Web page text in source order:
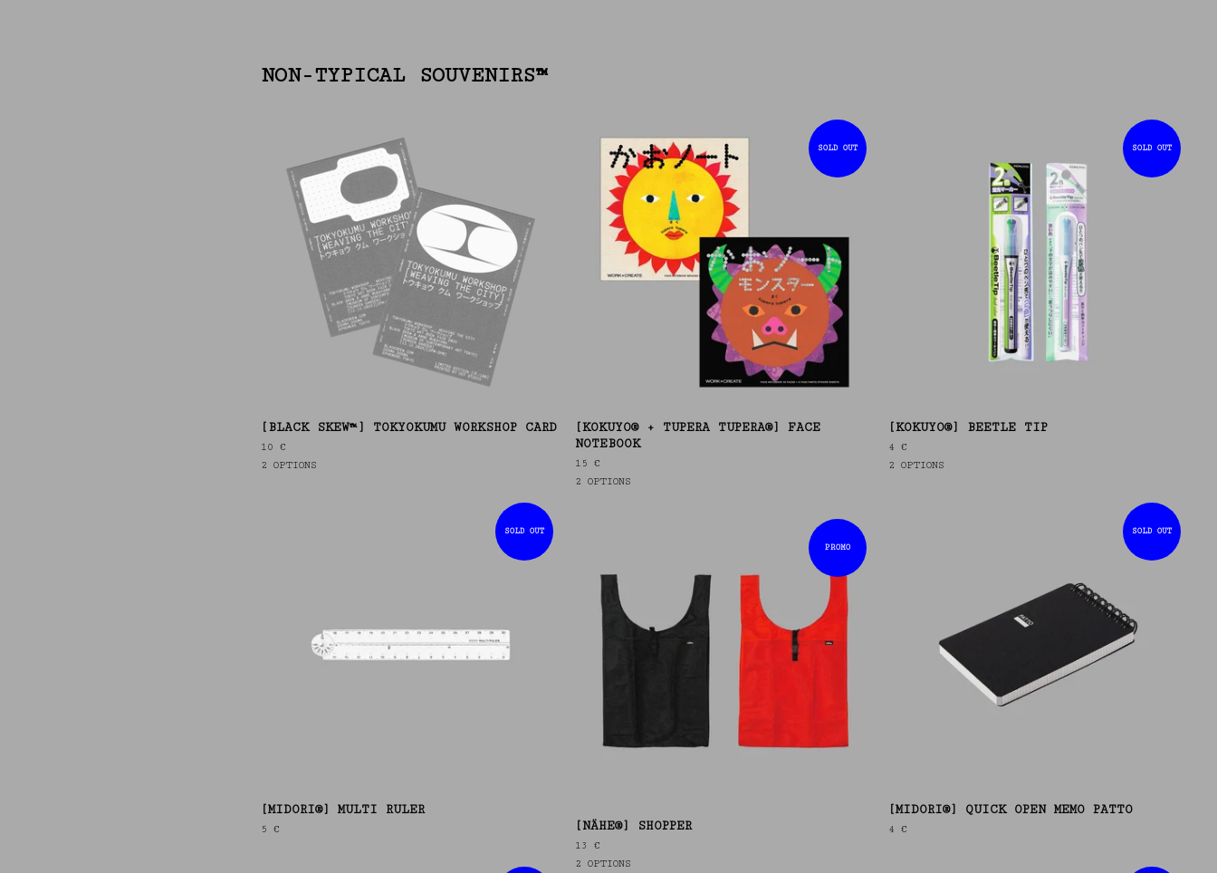
NON-TYPICAL SOUVENIRS™
[BLACK SKEW™] TOKYOKUMU WORKSHOP CARD
10 €
2 OPTIONS
SOLD OUT
[KOKUYO® + TUPERA TUPERA®] FACE
NOTEBOOK
15 €
2 OPTIONS
SOLD OUT
[KOKUYO®] BEETLE TIP
4€
2 OPTIONS
SOLD OUT
[MIDORI®] MULTI RULER
5 €
SOLD OUT
[MIDORI®] QUICK OPEN MEMO PATTO
4€
PROMO
[NÄHE®] SHOPPER
13 €
2 OPTIONS